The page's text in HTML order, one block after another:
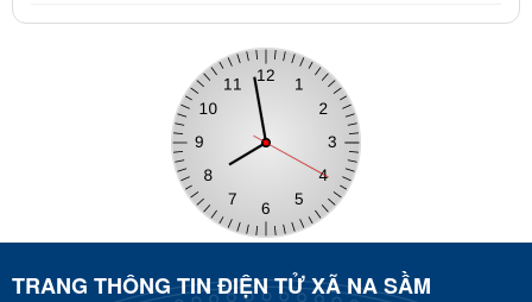
TRANG THÔNG TIN ĐIỆN TỬ XÃ NA SẦM